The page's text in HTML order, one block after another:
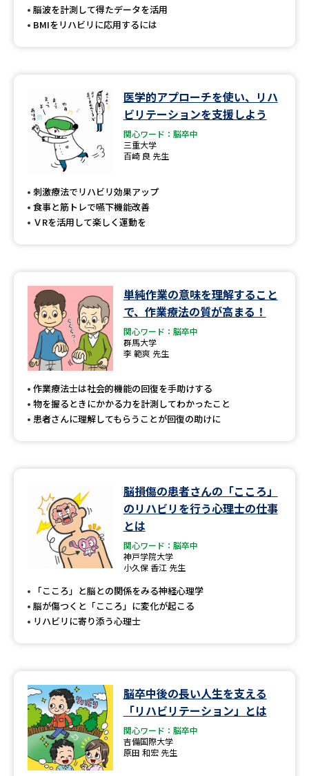
脳波を計測して得たデータを活用
BMIをリハビリに応用するには
医学的アプローチを使い、リハ
ビリテーションを支援しよう
関心ワード：脳卒中
三重大学
百崎 良 先生
刺激療法でリハビリ効果アップ
食事と筋トレで嚥下機能改善
ＶRを活用して楽しく運動を
単純作業の意味を理解すること
で、作業療法の質が高まる！
関心ワード：脳卒中
群馬大学
李 範爽 先生
作業療法士は社会的機能の回復を手助けする
物を握るときにかかる力を計測してわかったこと
患者さんに理解してもらうことが回復の助けに
脳損傷の患者さんの「こころ」
のリハビリを行う心理士の仕事
とは
関心ワード：脳卒中
神戸学院大学
小久保 香江 先生
「こころ」と脳との関係をみる神経心理学
脳が傷つくと「こころ」に変化が起こる
リハビリに寄り添う心理士
脳卒中後の長い人生を支える
「リハビリテーション」とは
関心ワード：脳卒中
吉備国際大学
原田 和宏 先生